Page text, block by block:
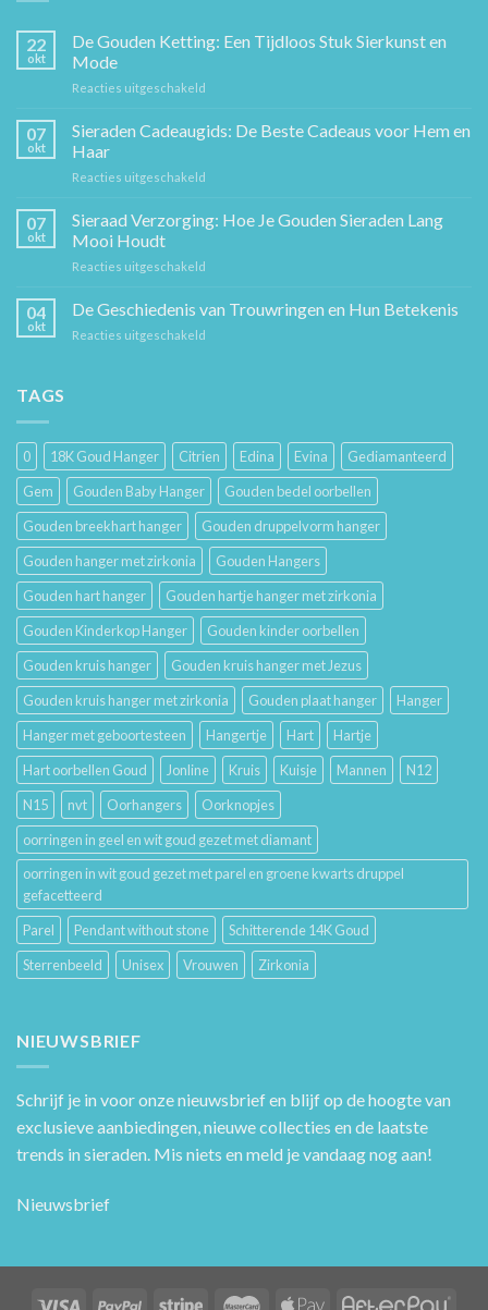
22
okt
De Gouden Ketting: Een Tijdloos Stuk Sierkunst en
Mode
Reacties uitgeschakeld
Gouden
Ketting:
Sierkunst
en
07
okt
Sieraden Cadeaugids: De Beste Cadeaus voor Hem en
Haar
Reacties uitgeschakeld
Cadeaugids:
De
Hem
07
okt
Sieraad Verzorging: Hoe Je Gouden Sieraden Lang
Mooi Houdt
Reacties uitgeschakeld
Verzorging:
Hoe
04
okt
De Geschiedenis van Trouwringen en Hun Betekenis
Reacties uitgeschakeld
Hun
Betekenis
TAGS
0 18K Goud Hanger Citrien Edina Evina
Gediamanteerd
Gem
Gouden Baby Hanger
Gouden bedel oorbellen
Gouden breekhart hanger
Gouden druppelvorm hanger
Gouden hanger met zirkonia
Gouden Hangers
Gouden hart hanger
Gouden hartje hanger met zirkonia
Gouden Kinderkop Hanger
Gouden kinder oorbellen
Gouden kruis hanger
Gouden kruis hanger met Jezus
Gouden kruis hanger met zirkonia
Gouden plaat hanger
Hanger
Hanger met geboortesteen
Hangertje Hart
Hartje
Hart oorbellen Goud
Jonline Kruis Kuisje Mannen
N12
N15
nvt Oorhangers
Oorknopjes
oorringen in geel en wit goud gezet met diamant
oorringen in wit goud gezet met parel en groene kwarts druppel
gefacetteerd
Parel
Pendant without stone
Schitterende 14K Goud
Sterrenbeeld
Unisex Vrouwen Zirkonia
NIEUWSBRIEF
Schrijf je in voor onze nieuwsbrief en blijf op de hoogte van
exclusieve aanbiedingen, nieuwe collecties en de laatste
trends in sieraden. Mis niets en meld je vandaag nog aan!
Nieuwsbrief